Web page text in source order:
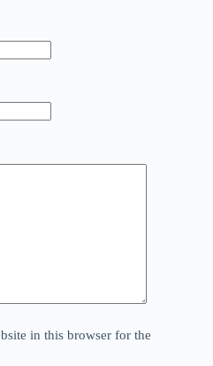
in this browser for the